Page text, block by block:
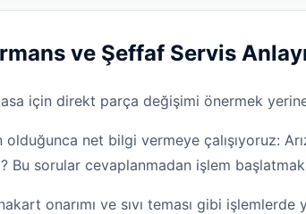
ve Şeffaf Servis
için direkt parça değişimi önermek
olduğunca net bilgi vermeye çalışıyoruz:
Bu sorular cevaplanmadan işlem
onarımı ve sıvı teması gibi